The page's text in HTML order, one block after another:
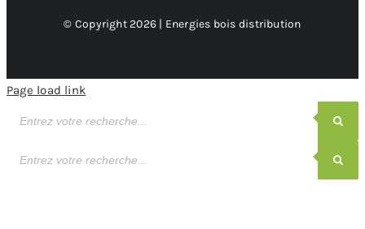
© Copyright 2026 | Energies bois distribution
Page load link
de
de